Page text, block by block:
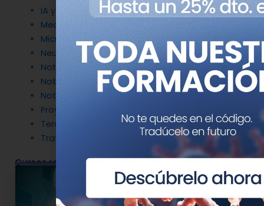
IA y Genómica
Medicina Reproductiva
Microbiología molecular
Neurociencia
Noticias de Genotipia
Noticias de investigación
Noticias patrocinadas
Proyectos
Terapia Génica
Tratamientos
Cursos relacionados